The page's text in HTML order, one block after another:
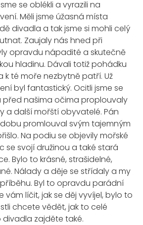
se oblékli a vyrazili na
Měli jsme úžasná místa
divadla a tak jsme si mohli celý
Zaujaly nás hned při
opravdu nápadité a skutečně
hladinu. Dávali totiž pohádku
k té moře nezbytně patří. Už
byl fantastický. Ocitli jsme se
našima očima proplouvaly
a další mořští obyvatelé. Pán
promlouval svým tajemným
Na podiu se objevily mořské
se svojí družinou a také stará
Bylo to krásné, strašidelné,
Nálady a děje se střídaly a my
Byl to opravdu parádní
vám líčit, jak se děj vyvíjel, bylo to
chcete vědět, jak to celé
zajděte také.